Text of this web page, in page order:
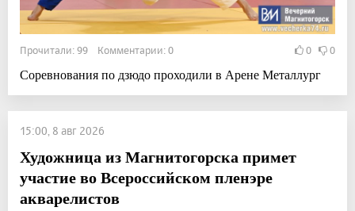
Прочитали: 99 Комментарии: 0 0 0
Соревнования по дзюдо проходили в Арене Металлург
15:00, 8 авг 2026
Художница из Магнитогорска примет
участие во Всероссийском пленэре
акварелистов